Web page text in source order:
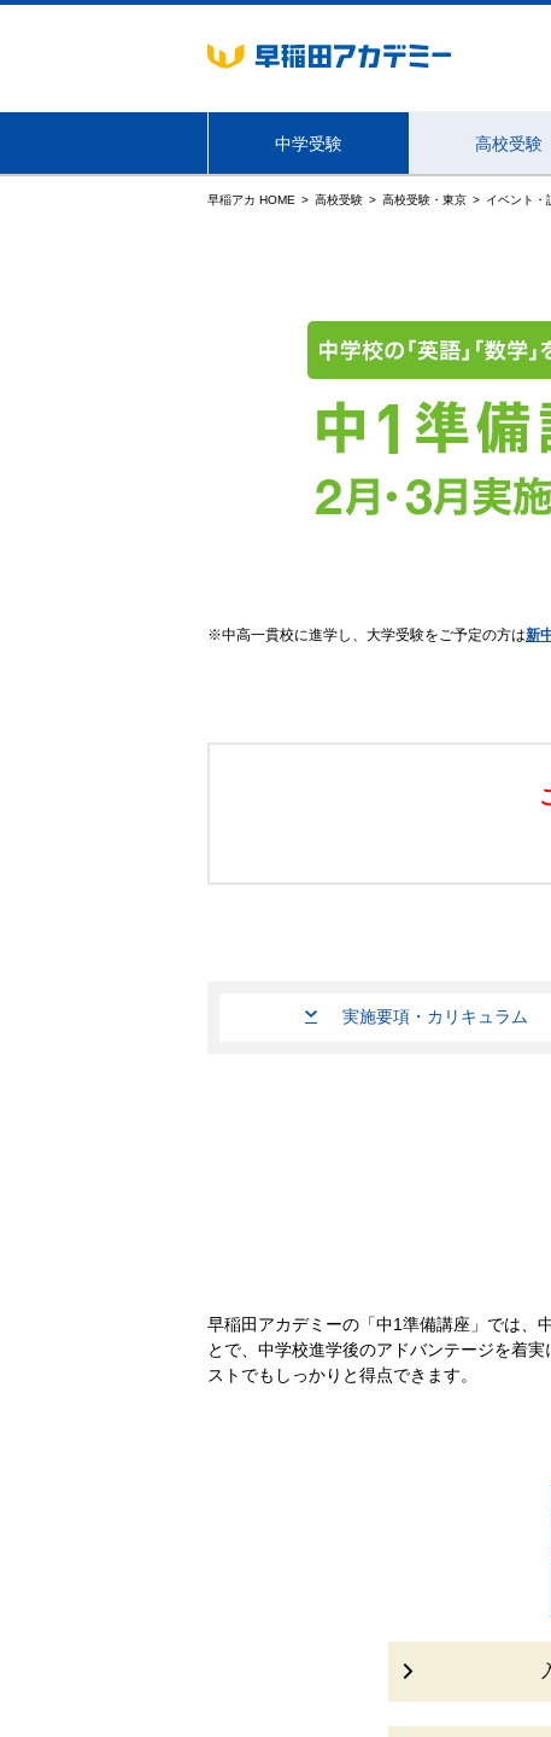
中学受験 高校受験
早稲アカ HOME 高校受験 高校受験・東京 イベント・
中高一貫校に進学し、大学受験をご予定の方は新
実施要項・カリキュラム
早稲田アカデミーの「中1準備講座」では、
とで、中学校進学後のアドバンテージを着
ストでもしっかりと得点できます。